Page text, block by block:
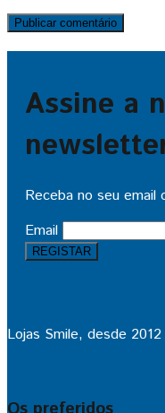
Assine a
Receba no seu email
Email
Lojas Smile, desde